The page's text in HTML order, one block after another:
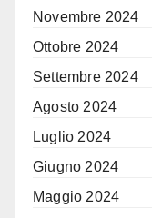
Novembre 2024
Ottobre 2024
Settembre 2024
Agosto 2024
Luglio 2024
Giugno 2024
Maggio 2024